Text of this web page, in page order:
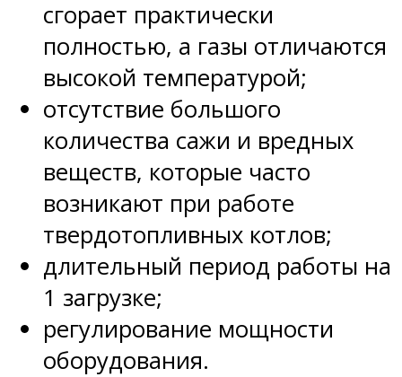
сгорает практически
полностью, а газы отличаются
высокой температурой;
отсутствие большого
количества сажи и вредных
веществ, которые часто
возникают при работе
твердотопливных котлов;
длительный период работы на
1 загрузке;
регулирование мощности
оборудования.